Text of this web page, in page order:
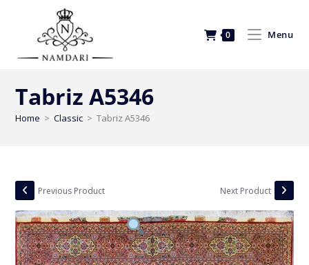
0 Menu
Tabriz A5346
Home > Classic > Tabriz A5346
Previous Product Next Product